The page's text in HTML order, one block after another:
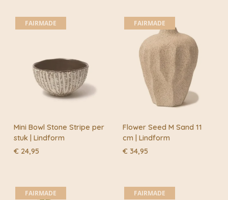
FAIRMADE
Mini Bowl Stone Stripe per
stuk | Lindform
€ 24,95
FAIRMADE
Flower Seed M Sand 11
cm | Lindform
€ 34,95
FAIRMADE FAIRMADE